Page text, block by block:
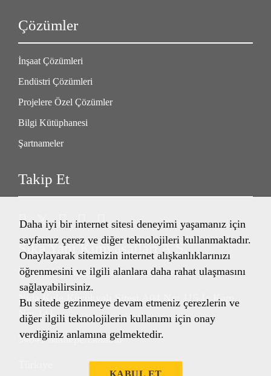
Çözümler
İnşaat Çözümleri
Endüstri Çözümleri
Projelere Özel Çözümler
Bilgi Kütüphanesi
Şartnameler
Takip Et
Sika Yapı Kimyasalları A.Ş.
Çınar Mahallesi Rıfkı Tongsir Caddesi
Nida Kule Küçükyalı Sitesi A04 No: 115 İç Kapı
No: 141
34841 Maltepe/İstanbul
Daha iyi bir internet sitesi deneyimi yaşamanız için
sayfamız çerez ve diğer teknolojileri kullanmaktadır.
Onaylayarak sitemizin internet alışkanlıklarınızı
öğrenmesini ve ilgili alanlara daha rahat ulaşmasını
sağlayabilirsiniz.
Bu sitede gezinmeye devam etmeniz çerezlerin ve
diğer ilgili teknolojilerin kullanımı için onay
verdiğiniz anlamına gelmektedir.
KABUL ET